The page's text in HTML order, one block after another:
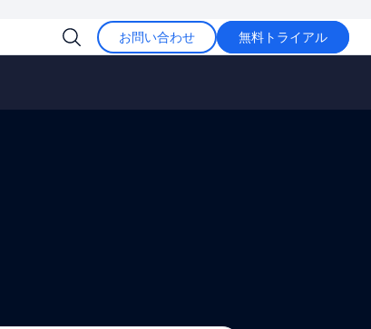
お問い合わせ 無料トライアル